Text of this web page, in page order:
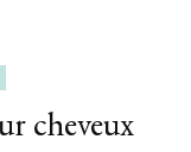
cheveux